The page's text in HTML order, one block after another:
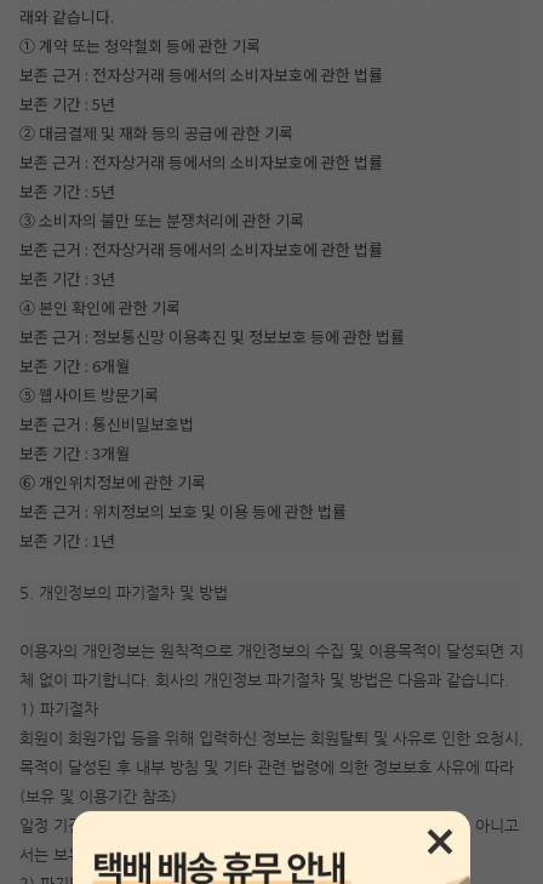
래와 같습니다.
① 계약 또는 청약철회 등에 관한 기록
보존 근거 : 전자상거래 등에서의 소비자보호에 관한 법률
보존 기간 : 5년
② 대금결제 및 재화 등의 공급에 관한 기록
보존 근거 : 전자상거래 등에서의 소비자보호에 관한 법률
보존 기간 : 5년
③ 소비자의 불만 또는 분쟁처리에 관한 기록
보존 근거 : 전자상거래 등에서의 소비자보호에 관한 법률
보존 기간 : 3년
④ 본인 확인에 관한 기록
보존 근거 : 정보통신망 이용촉진 및 정보보호 등에 관한 법률
보존 기간 : 6개월
⑤ 웹사이트 방문기록
보존 근거 : 통신비밀보호법
보존 기간 : 3개월
⑥ 개인위치정보에 관한 기록
보존 근거 : 위치정보의 보호 및 이용 등에 관한 법률
보존 기간 : 1년
5. 개인정보의 파기절차 및 방법
이용자의 개인정보는 원칙적으로 개인정보의 수집 및 이용목적이 달성되면 지
체 없이 파기합니다. 회사의 개인정보 파기절차 및 방법은 다음과 같습니다.
1) 파기절차
회원이 회원가입 등을 위해 입력하신 정보는 회원탈퇴 및 사유로 인한 요청시,
목적이 달성된 후 내부 방침 및 기타 관련 법령에 의한 정보보호 사유에 따라
(보유 및 이용기간 참조)
일정 기간 저장된 후 파기되어집니다. 개인정보는 법률에 의한 경우가 아니고
서는 보유되어지는 이외의 다른 목적으로 이용되지 않습니다.